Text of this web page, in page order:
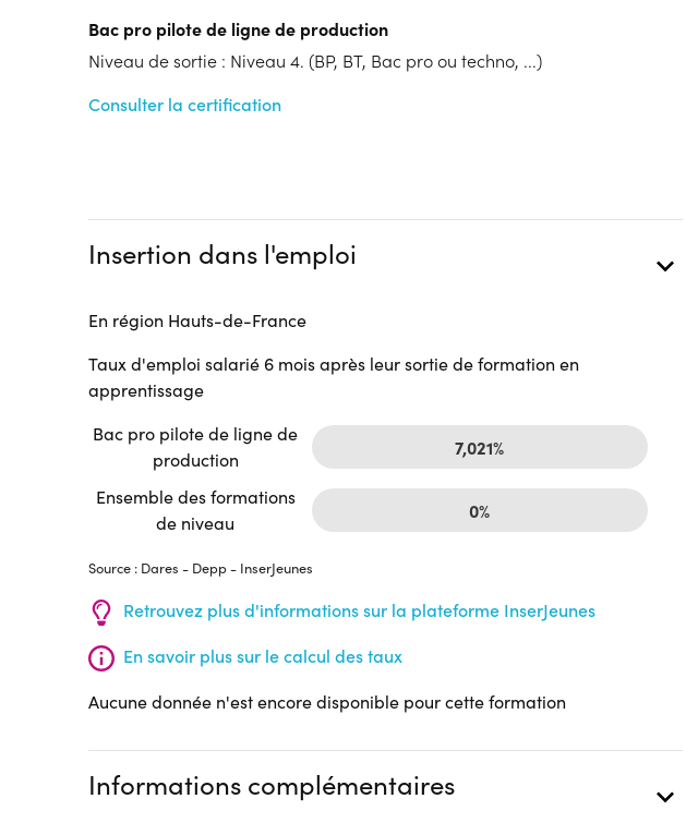
Cycle de l'alternance
Année 1 : Contrat d’apprentissage
Année 2 : Contrat d’apprentissage
Lieu de formation
Pas d'hébergement
Restauration : Pas de restauration
Bac pro pilote de ligne de production
Niveau de sortie : Niveau 4. (BP, BT, Bac pro ou techno, ...)
Consulter la certification
Insertion dans l'emploi
En région Hauts-de-France
Taux d'emploi salarié 6 mois après leur sortie de formation en
apprentissage
Bac pro pilote de ligne de
production
7,021%
Ensemble des formations
de niveau
0%
Source : Dares - Depp - InserJeunes
Retrouvez plus d'informations sur la plateforme InserJeunes
En savoir plus sur le calcul des taux
Aucune donnée n'est encore disponible pour cette formation
Informations complémentaires